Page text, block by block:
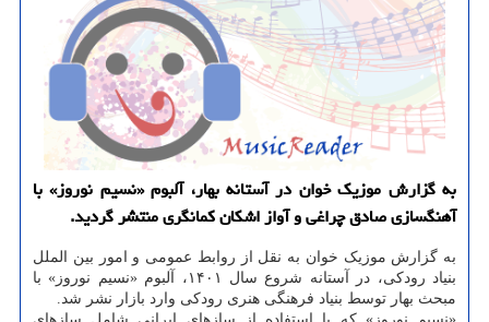
به گزارش موزیک خوان در آستانه بهار، آلبوم «نسیم نوروز» با
آهنگسازی صادق چراغی و آواز اشکان کمانگری منتشر گردید.
به گزارش موزیک خوان به نقل از روابط عمومی و امور بین الملل
بنیاد رودکی، در آستانه شروع سال ۱۴۰۱، آلبوم «نسیم نوروز» با
مبحث بهار توسط بنیاد فرهنگی هنری رودکی وارد بازار نشر شد.